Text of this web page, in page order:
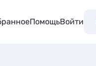
ПомощьВойти